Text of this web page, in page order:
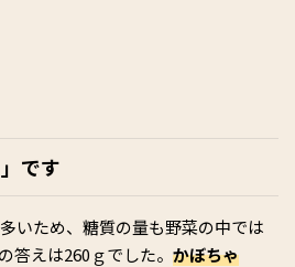
です
いため、糖質の量も野菜の中では
の答えは260ｇでした。 かぼちゃ